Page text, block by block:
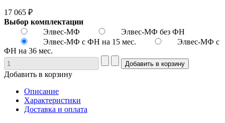
17 065 ₽
Выбор комплектации
Элвес-МФ
Элвес-МФ без ФН
Элвес-МФ с ФН на 15 мес.
Элвес-МФ с
ФН на 36 мес.
Добавить в корзину
Описание
Характеристики
Доставка и оплата